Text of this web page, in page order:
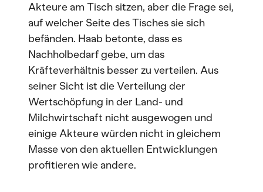
Akteure am Tisch sitzen, aber die Frage sei,
auf welcher Seite des Tisches sie sich
befänden. Haab betonte, dass es
Nachholbedarf gebe, um das
Kräfteverhältnis besser zu verteilen. Aus
seiner Sicht ist die Verteilung der
Wertschöpfung in der Land- und
Milchwirtschaft nicht ausgewogen und
einige Akteure würden nicht in gleichem
Masse von den aktuellen Entwicklungen
profitieren wie andere.